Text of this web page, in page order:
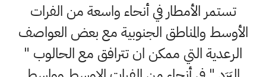
تستمر الأمطار في أنحاء واسعة من الفرات
الأوسط والمناطق الجنوبية مع بعض العواصف
الرعدية التي ممكن ان تترافق مع الحالوب "